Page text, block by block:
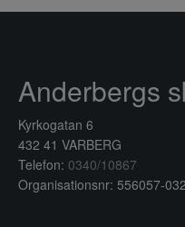
Anderbergs
Kyrkogatan 6
432 41 VARBERG
Telefon: 0340/10867
Organisationsnr: 556057-